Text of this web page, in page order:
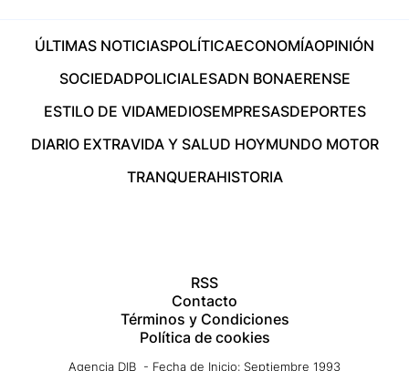
ÚLTIMAS NOTICIASPOLÍTICAECONOMÍAOPINIÓN
SOCIEDADPOLICIALESADN BONAERENSE
ESTILO DE VIDAMEDIOSEMPRESASDEPORTES
DIARIO EXTRAVIDA Y SALUD HOYMUNDO MOTOR
TRANQUERAHISTORIA
RSS
Contacto
Términos y Condiciones
Política de cookies
Agencia DIB - Fecha de Inicio: Septiembre 1993